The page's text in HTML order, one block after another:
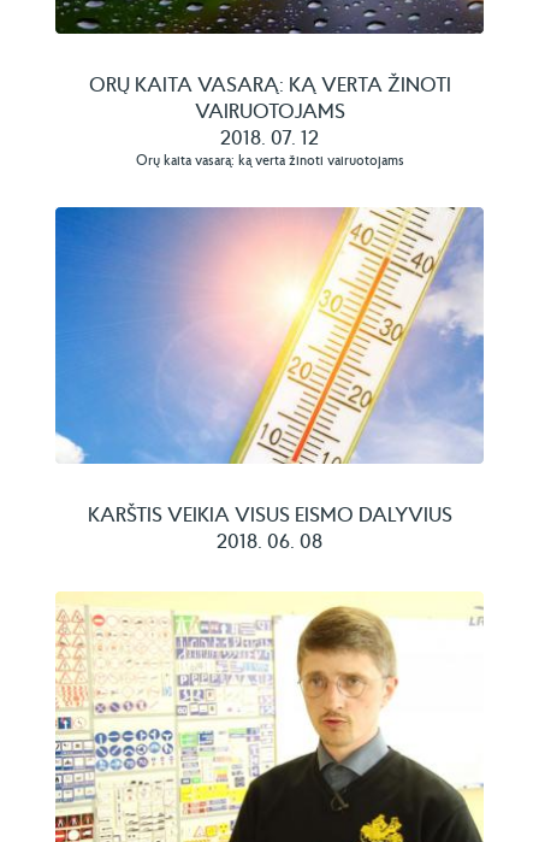
ORŲ KAITA VASARĄ: KĄ VERTA ŽINOTI
VAIRUOTOJAMS
2018. 07. 12
Orų kaita vasarą: ką verta žinoti vairuotojams
KARŠTIS VEIKIA VISUS EISMO DALYVIUS
2018. 06. 08